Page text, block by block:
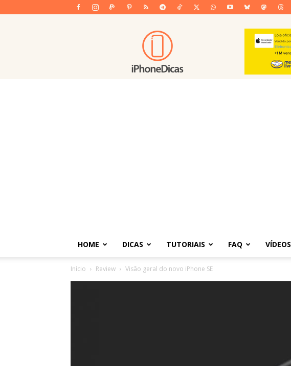
iPhoneDicas
HOME DICAS TUTORIAIS FAQ VÍDEOS
Início Review Visão geral do novo iPhone SE